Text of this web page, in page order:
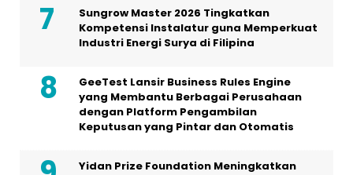
Sungrow Master 2026 Tingkatkan
Kompetensi Instalatur guna Memperkuat
Industri Energi Surya di Filipina
GeeTest Lansir Business Rules Engine
yang Membantu Berbagai Perusahaan
dengan Platform Pengambilan
Keputusan yang Pintar dan Otomatis
Yidan Prize Foundation Meningkatkan